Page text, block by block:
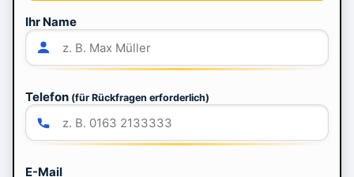
Ihr Name
Telefon (für Rückfragen erforderlich)
E-Mail